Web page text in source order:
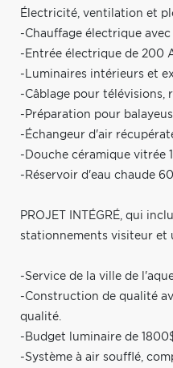
Électricité, ventilation et
-Chauffage électrique
-Entrée électrique de 200
-Luminaires intérieurs et
-Câblage pour télévisions,
-Préparation pour
-Échangeur d'air
-Douche céramique vitrée
-Réservoir d'eau chaude
PROJET INTÉGRÉ, qui
stationnements visiteur et
-Service de la ville de
-Construction de qualité
qualité.
-Budget luminaire de
-Système à air soufflé,